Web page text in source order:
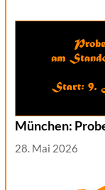
München:
28. Mai 2026